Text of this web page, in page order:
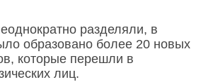
разделяли, в
образовано более 20 новых
которые перешли в
лиц.